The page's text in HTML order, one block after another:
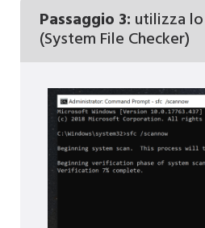
Passaggio 3: utilizza
(System File Checker)